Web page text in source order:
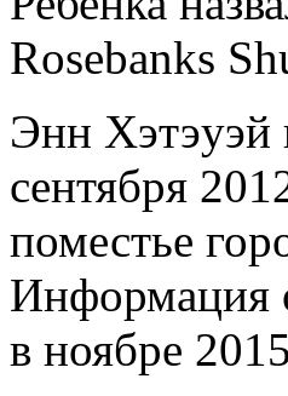
Rosebanks
Энн
сентября
поместье
Информация
в ноябре